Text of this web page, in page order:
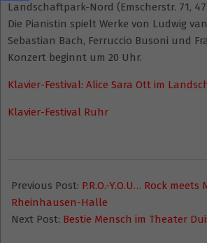
Landschaftpark-Nord (Emscherstr. 71,
Die Pianistin spielt Werke von Ludwig
Sebastian Bach, Ferruccio Busoni und
Konzert beginnt um 20 Uhr.
Klavier-Festival: Alice Sara Ott im
Klavier-Festival Ruhr
01-
26
Previous Post: P.R.O.-Y.O.U… Rock
Rheinhausen-Halle
Next Post: Bestie Mensch im Theater